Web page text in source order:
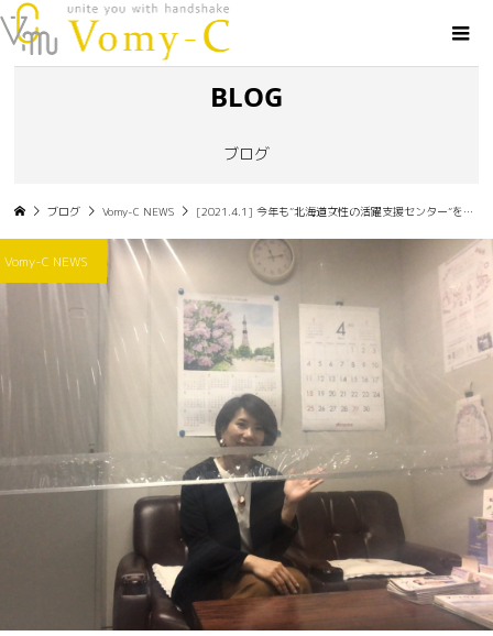
BLOG
ブログ
ブログ Vomy-C NEWS [2021.4.1] 今年も”北海道女性の活躍支援センター”をよろしくお願いします！
Vomy-C NEWS